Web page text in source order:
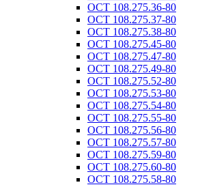
ОСТ 108.275.36-80
ОСТ 108.275.37-80
ОСТ 108.275.38-80
ОСТ 108.275.45-80
ОСТ 108.275.47-80
ОСТ 108.275.49-80
ОСТ 108.275.52-80
ОСТ 108.275.53-80
ОСТ 108.275.54-80
ОСТ 108.275.55-80
ОСТ 108.275.56-80
ОСТ 108.275.57-80
ОСТ 108.275.59-80
ОСТ 108.275.60-80
ОСТ 108.275.58-80